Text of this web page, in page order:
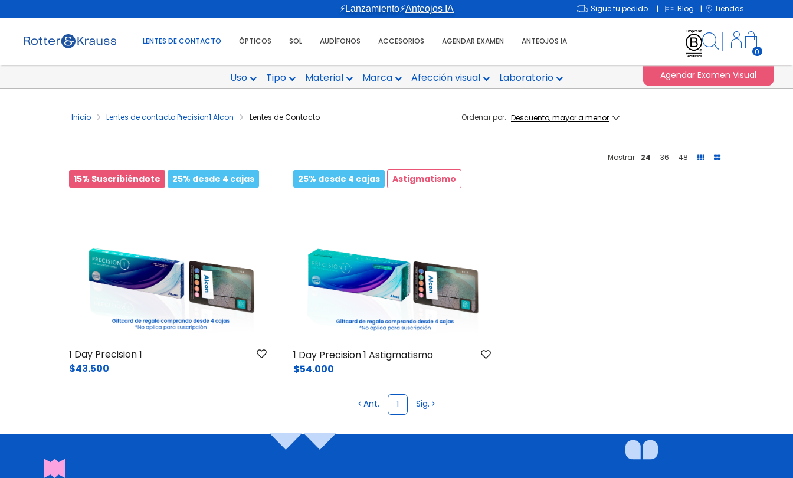
⚡Lanzamiento⚡Anteojos IA Sigue tu pedido | Blog | Tiendas
LENTES DE CONTACTO ÓPTICOS SOL AUDÍFONOS ACCESORIOS AGENDAR EXAMEN ANTEOJOS IA
0
Agendar Examen Visual
Inicio Lentes de contacto Precision1 Alcon Lentes de Contacto Ordenar por:
Uso Tipo Material Marca Afección visual Laboratorio
Mostrar 24 36 48
15% Suscribiéndote 25% desde 4 cajas
1 Day Precision 1
$43.500
25% desde 4 cajas Astigmatismo
1 Day Precision 1 Astigmatismo
$54.000
Ant. 1 Sig.